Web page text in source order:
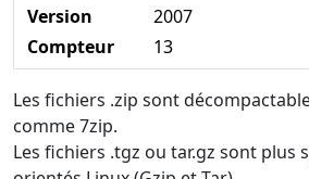
Version
2007
Compteur
13
Les fichiers .zip sont
comme 7zip.
Les fichiers .tgz ou tar.gz sont plus